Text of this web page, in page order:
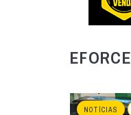
EFORCE
NOTÍCIAS